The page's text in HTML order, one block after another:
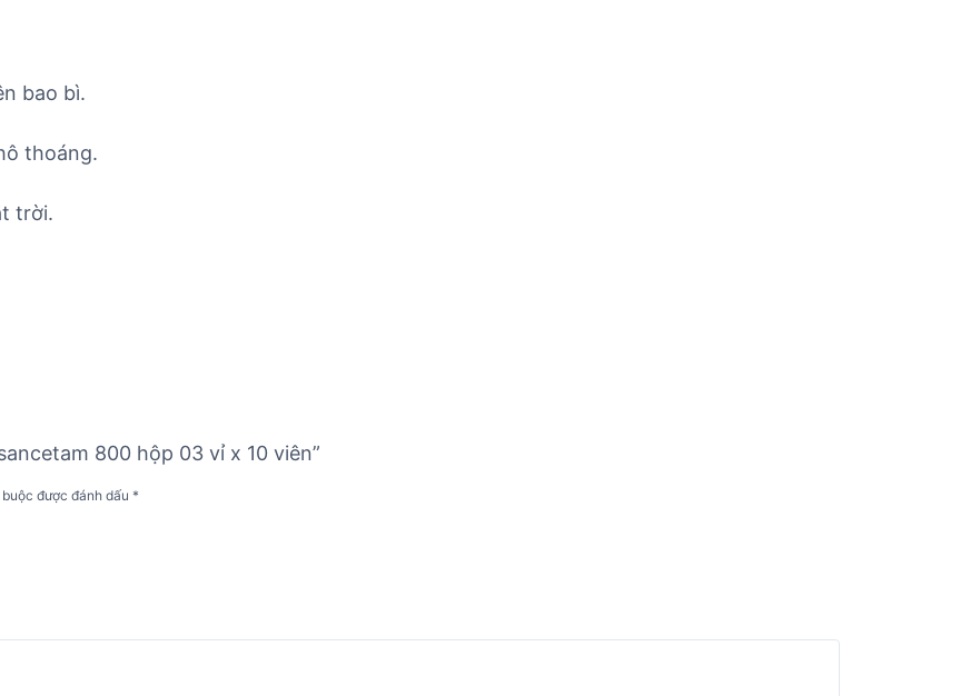
bao bì.
thoáng.
trời.
800 hộp 03 vỉ x 10 viên”
được đánh dấu *